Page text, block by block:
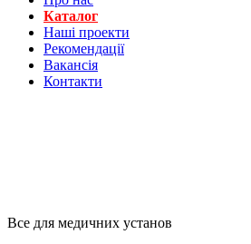
Каталог
Нашi проекти
Рекомендації
Вакансiя
Контакти
Все для медичних установ